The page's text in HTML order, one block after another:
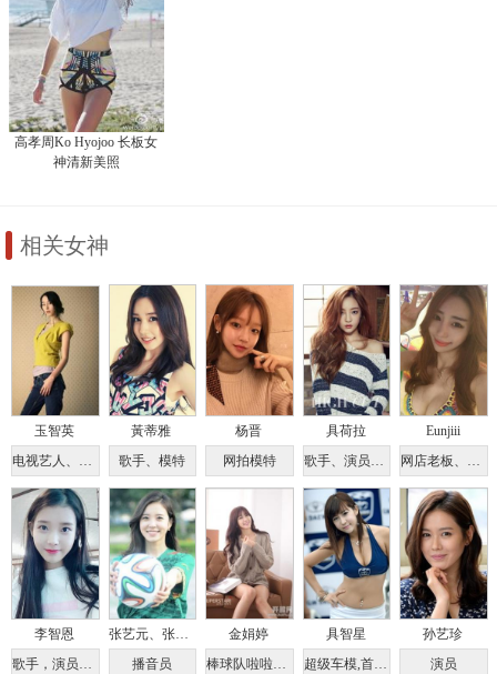
高孝周Ko Hyojoo 长板女
神清新美照
相关女神
玉智英
电视艺人、电影演员
黃蒂雅
歌手、模特
杨晋
网拍模特
具荷拉
歌手、演员、模特、主持人
Eunjiii
网店老板、网拍模特
李智恩
歌手，演员，主持人
张艺元、张睿元
播音员
金娟婷
棒球队啦啦队长、广告模特
具智星
超级车模,首尔艺术大学车模系教授
孙艺珍
演员